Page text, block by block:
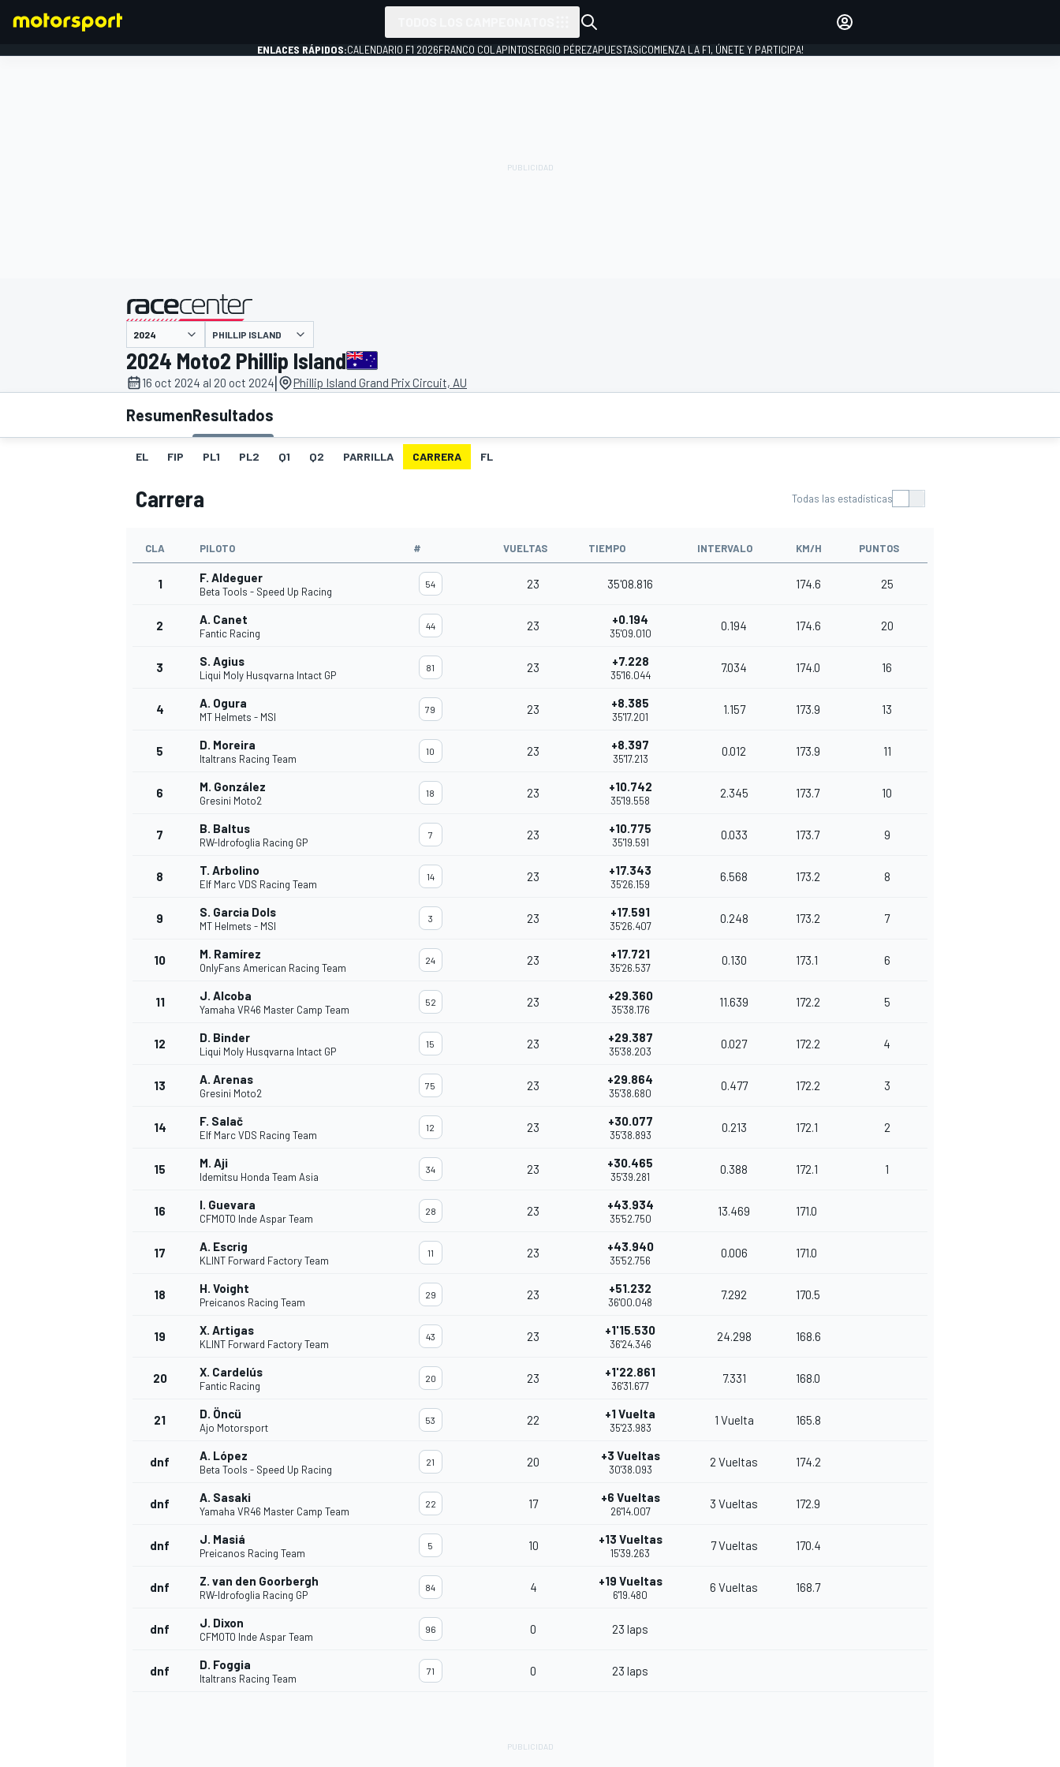
INDYCAR
FÓRMULA E
INICIAR SESIÓN
ENLACES RÁPIDOS:CALENDARIO F1 2026FRANCO COLAPINTOSERGIO PÉREZAPUESTAS¡COMIENZA LA F1, ÚNETE Y PARTICIPA!
presentado por
PHILLIP ISLAND
2024 Moto2 Phillip Island
16 oct 2024 al 20 oct 2024| Phillip Island Grand Prix Circuit, AU
ResumenResultados
EL FIP PL1 PL2 Q1 Q2 PARRILLA CARRERA FL
Carrera Todas las estadísticas
CLA PILOTO # VUELTAS TIEMPO INTERVALO KM/H PUNTOS
1 F. Aldeguer
Beta Tools - Speed Up Racing
54 23 35'08.816 174.6 25
2 A. Canet
Fantic Racing
44 23 +0.194
35'09.010
0.194 174.6 20
3 S. Agius
Liqui Moly Husqvarna Intact GP
81 23 +7.228
35'16.044
7.034 174.0 16
4 A. Ogura
MT Helmets - MSI
79 23 +8.385
35'17.201
1.157 173.9 13
5 D. Moreira
Italtrans Racing Team
10 23 +8.397
35'17.213
0.012 173.9 11
6 M. González
Gresini Moto2
18 23 +10.742
35'19.558
2.345 173.7 10
7 B. Baltus
RW-Idrofoglia Racing GP
7 23 +10.775
35'19.591
0.033 173.7 9
8 T. Arbolino
Elf Marc VDS Racing Team
14 23 +17.343
35'26.159
6.568 173.2 8
9 S. Garcia Dols
MT Helmets - MSI
3 23 +17.591
35'26.407
0.248 173.2 7
10 M. Ramírez
OnlyFans American Racing Team
24 23 +17.721
35'26.537
0.130 173.1 6
11 J. Alcoba
Yamaha VR46 Master Camp Team
52 23 +29.360
35'38.176
11.639 172.2 5
12 D. Binder
Liqui Moly Husqvarna Intact GP
15 23 +29.387
35'38.203
0.027 172.2 4
13 A. Arenas
Gresini Moto2
75 23 +29.864
35'38.680
0.477 172.2 3
14 F. Salač
Elf Marc VDS Racing Team
12 23 +30.077
35'38.893
0.213 172.1 2
15 M. Aji
Idemitsu Honda Team Asia
34 23 +30.465
35'39.281
0.388 172.1 1
16 I. Guevara
CFMOTO Inde Aspar Team
28 23 +43.934
35'52.750
13.469 171.0
17 A. Escrig
KLINT Forward Factory Team
11 23 +43.940
35'52.756
0.006 171.0
18 H. Voight
Preicanos Racing Team
29 23 +51.232
36'00.048
7.292 170.5
19 X. Artigas
KLINT Forward Factory Team
43 23 +1'15.530
36'24.346
24.298 168.6
20 X. Cardelús
Fantic Racing
20 23 +1'22.861
36'31.677
7.331 168.0
21 D. Öncü
Ajo Motorsport
53 22 +1 Vuelta
35'23.983
1 Vuelta 165.8
dnf A. López
Beta Tools - Speed Up Racing
21 20 +3 Vueltas
30'38.093
2 Vueltas 174.2
dnf A. Sasaki
Yamaha VR46 Master Camp Team
22 17 +6 Vueltas
26'14.007
3 Vueltas 172.9
dnf J. Masiá
Preicanos Racing Team
5 10 +13 Vueltas
15'39.263
7 Vueltas 170.4
dnf Z. van den Goorbergh
RW-Idrofoglia Racing GP
84 4 +19 Vueltas
6'19.480
6 Vueltas 168.7
dnf J. Dixon
CFMOTO Inde Aspar Team
96 0 23 laps
dnf D. Foggia
Italtrans Racing Team
71 0 23 laps